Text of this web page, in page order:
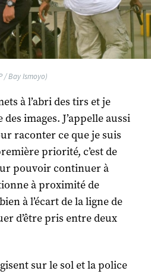
/ Bay Ismoyo)
à l’abri des tirs et je
images. J’appelle aussi
raconter ce que je suis
priorité, c’est de
pouvoir continuer à
à proximité de
à l’écart de la ligne de
d’être pris entre deux
sur le sol et la police